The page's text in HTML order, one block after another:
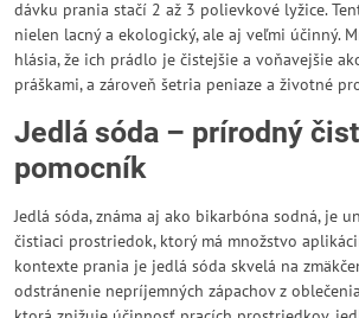
dávku prania stačí 2 až 3 polievkové lyžice.
nielen lacný a ekologický, ale aj veľmi účinný.
hlásia, že ich prádlo je čistejšie a voňavejšie
práškami, a zároveň šetria peniaze a životné
Jedlá sóda – prírodný
pomocník
Jedlá sóda, známa aj ako bikarbóna sodná, je
čistiaci prostriedok, ktorý má množstvo
kontexte prania je jedlá sóda skvelá na
odstránenie nepríjemných zápachov z